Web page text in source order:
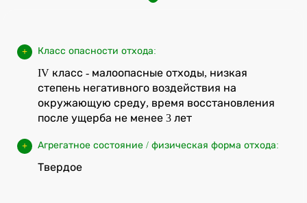
Класс опасности отхода:
IV класс - малоопасные отходы, низкая
степень негативного воздействия на
окружающую среду, время восстановления
после ущерба не менее 3 лет
Агрегатное состояние / физическая форма отхода:
Твердое